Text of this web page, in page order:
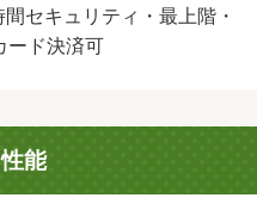
セキュリティ・最上階・
ード決済可
能